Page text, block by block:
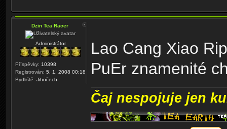
Dzin Tea Racer
Administrátor
Příspěvky: 10398
Registrován: 5. 1. 2008 00:18
Bydliště: Jihočech
Lao Cang Xiao
PuEr znamenité
Čaj nespojuje jen